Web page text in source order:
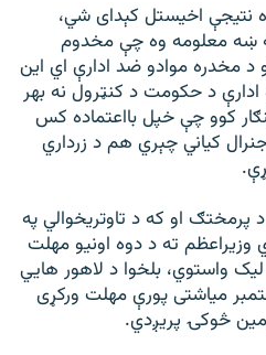
نتيجې اخیستل کېدای شي،
ښه معلومه وه چې مخدوم
مخدره موادو ضد ادارې اي اين
ادارې د حکومت د کنټرول نه بهر
کوو چې خپل بااعتماده کس
کياني چېري هم د زرداري
پرمختګ او که د تاوتريخوالي په
ته د دوه اونيو مهلت
واستوي، بلخوا د لاهور هايي
مياشتی پورې مهلت ورکړی
څوکۍ پريږدي.